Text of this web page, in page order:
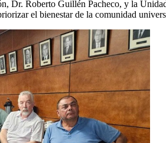
Dr. Roberto Guillén Pacheco, y la
el bienestar de la comunidad